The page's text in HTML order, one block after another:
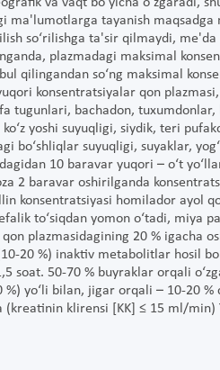
va vaqt bo‘yicha o‘zgaradi,
ma'lumotlarga tayanish maqsadga
so‘rilishga ta'sir qilmaydi,
plazmadagi maksimal
qilingandan so‘ng maksimal
konsentratsiyalar qon
tugunlari, bachadon,
ko‘z yoshi suyuqligi, siydik, teri
bo‘shliqlar suyuqligi, suyaklar,
10 baravar yuqori – o‘t
2 baravar oshirilganda
konsentratsiyasi homilador ayol
to‘siqdan yomon o‘tadi, miya
plazmasidagining 20 % igacha
20 %) inaktiv metabolitlar hosil
soat. 50-70 % buyraklar orqali
yo‘li bilan, jigar orqali – 10-20
(kreatinin klirensi [KK] ≤ 15 ml/